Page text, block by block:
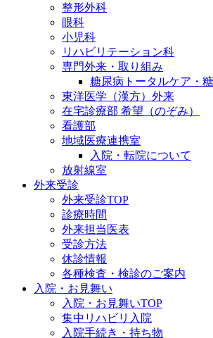
整形外科
眼科
小児科
リハビリテーション科
専門外来・取り組み
糖尿病トータルケア・
東洋医学（漢方）外来
在宅診療部 希望（のぞみ）
看護部
地域医療連携室
入院・転院について
放射線室
外来受診
外来受診TOP
診療時間
外来担当医表
受診方法
休診情報
各種検査・検診のご案内
入院・お見舞い
入院・お見舞いTOP
集中リハビリ入院
入院手続き・持ち物